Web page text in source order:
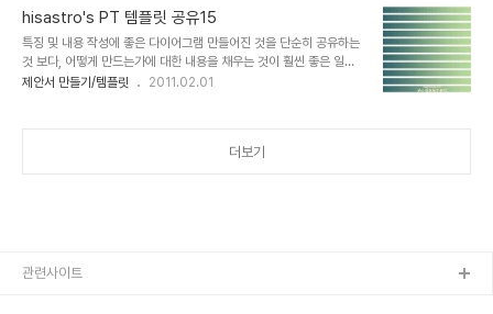
로 알려주신다면, 소통 차원으..
성도를 빼 버리는 경우도 종종 있습니다. 하지만, 만들어야 하는 입장
에 있는 제안서 제작을 위한 작업자는 어떤 상황이라도 보다 보기 좋게
꾸미고 구상하여 적용할 수 있어야 하겠지요. 최근에 만들었던 한 조직
의 구성도라고 할 수 있는데, 만들고 보니 회사 이외의 공공기관 형태
또는 사회단체 등의 구성도로 사용해도 -물론 일부 손질이 필요하겠지
hisastro's PT 템플릿 공유15
특징 및 내용 작성에 좋은 다이어그램 만들어진 것을 단순히 공유하는
것 보다, 어떻게 만드는가에 대한 내용을 채우는 것이 훨씬 좋은 일이
라고 생각하면서도... 이를 실천하지 못하는 건 생각처럼 쉬운 일이 아
댓글(또는 트랙백).. 남겨주시길... ^^ 템플릿의 배포는 원칙적으로 이
제안서 만들기/템플릿 2011.02.01
더보기
관련사이트